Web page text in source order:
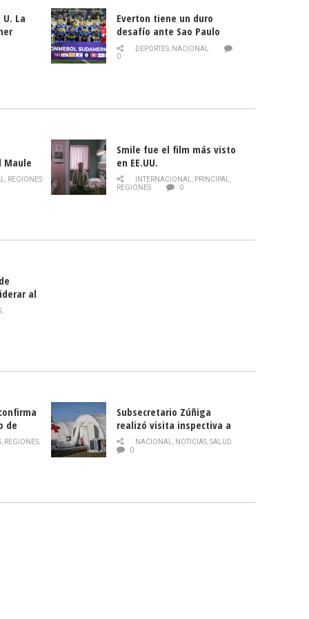
La
Everton tiene un duro
desafío ante Sao Paulo
DEPORTES, NACIONAL
0
Maule
de la
, REGIONES
Smile fue el film más visto
en EE.UU.
INTERNACIONAL, PRINCIPAL,
REGIONES
0
al
,
de
, REGIONES,
Subsecretario Zúñiga
realizó visita inspectiva a
Hospital Modular Sótero del
Río
NACIONAL, NOTICIAS,SALUD
0